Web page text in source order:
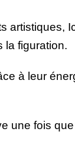
artistiques,
la figuration.
à leur
une fois